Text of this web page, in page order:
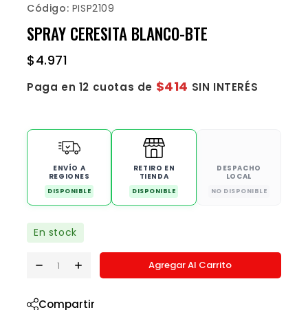
Código: PISP2109
SPRAY CERESITA BLANCO-BTE
$4.971
Paga en 12 cuotas de $414 SIN INTERÉS
ENVÍO A
REGIONES
DISPONIBLE
RETIRO EN
TIENDA
DISPONIBLE
DESPACHO
LOCAL
NO DISPONIBLE
En stock
Agregar Al Carrito
Compartir